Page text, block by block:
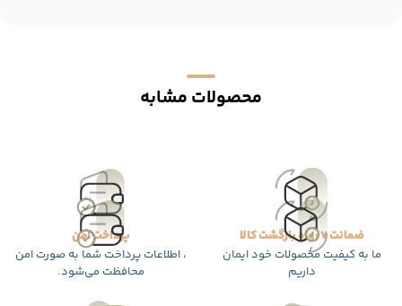
محصولات مشابه
ضمانت 7 روزه بازگشت کالا
ما به کیفیت محصولات خود ایمان
داریم
پرداخت امن
، اطلاعات پرداخت شما به صورت امن
محافظت می‌شود.